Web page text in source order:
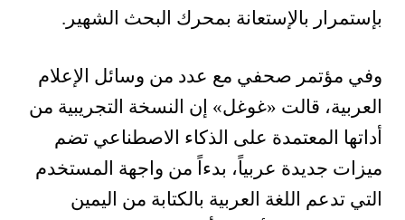
بإستمرار بالإستعانة بمحرك البحث الشهير.
وفي مؤتمر صحفي مع عدد من وسائل الإعلام
العربية، قالت «غوغل» إن النسخة التجريبية من
أداتها المعتمدة على الذكاء الاصطناعي تضم
ميزات جديدة عربياً، بدءاً من واجهة المستخدم
التي تدعم اللغة العربية بالكتابة من اليمين